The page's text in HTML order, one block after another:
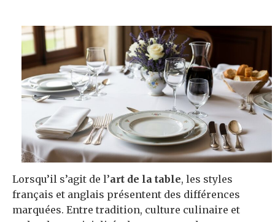
Lorsqu’il s’agit de l’art de la table, les styles
français et anglais présentent des différences
marquées. Entre tradition, culture culinaire et